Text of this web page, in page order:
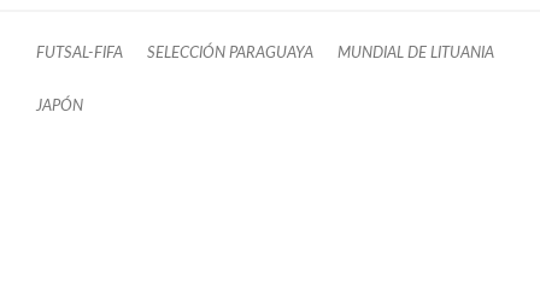
FUTSAL-FIFA SELECCIÓN PARAGUAYA MUNDIAL DE LITUANIA
JAPÓN